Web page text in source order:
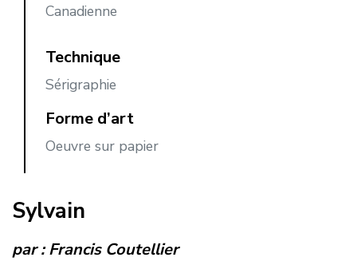
Canadienne
Technique
Sérigraphie
Forme d’art
Oeuvre sur papier
Sylvain
par :Francis Coutellier